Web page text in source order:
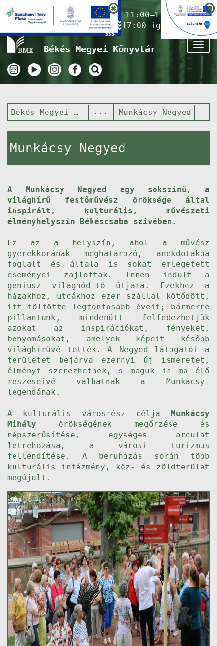
Nyitvatartás ma:11:00–17:00
(Gyermekkönyvtár 17:00-ig)
Békés Megyei Könyvtár
Békés Megyei Könyvtár Munkácsy Negyed
Munkácsy Negyed
A Munkácsy Negyed egy sokszínű, a
világhírű festőművész öröksége által
inspirált, kulturális, művészeti
élményhelyszín Békéscsaba szívében.
Ez az a helyszín, ahol a művész
gyerekkorának meghatározó, anekdotákba
foglalt és általa is sokat emlegetett
eseményei zajlottak. Innen indult a
géniusz világhódító útjára. Ezekhez a
házakhoz, utcákhoz ezer szállal kötődött,
itt töltötte legfontosabb éveit; bármerre
pillantunk, mindenütt felfedezhetjük
azokat az inspirációkat, fényeket,
benyomásokat, amelyek képeit később
világhírűvé tették. A Negyed látogatói a
területet bejárva ezernyi új ismeretet,
élményt szerezhetnek, s maguk is ma élő
részeseivé válhatnak a Munkácsy-
legendának.
A kulturális városrész célja Munkácsy
Mihály örökségének megőrzése és
népszerűsítése, egységes arculat
létrehozása, a városi turizmus
fellendítése. A beruházás során több
kulturális intézmény, köz- és zöldterület
megújult.